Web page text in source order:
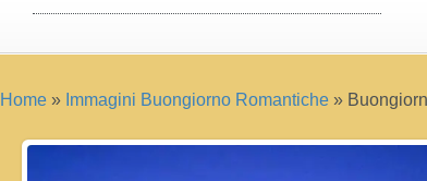
Home » Immagini Buongiorno Romantiche »